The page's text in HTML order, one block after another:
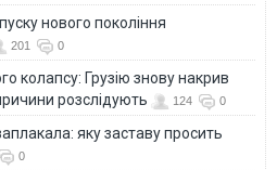
нового покоління
201 0
колапсу: Грузію знову накрив
розслідують
124 0
яку заставу просить
0